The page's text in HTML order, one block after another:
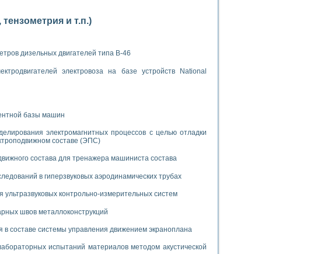
с применением технологии виртуальных приборов
колебаний
шумов
для персонала химических предприятий
производств с использованием языка программирования LabVIEW
комплекса для исследования средств измерения температуры
и т.п.)
дизельных двигателей типа В-46
электровоза на базе устройств National
базы машин
электромагнитных процессов с целью отладки
составе (ЭПС)
состава для тренажера машиниста состава
в гиперзвуковых аэродинамических трубах
контрольно-измерительных систем
швов металлоконструкций
составе системы управления движением экраноплана
испытаний материалов методом акустической